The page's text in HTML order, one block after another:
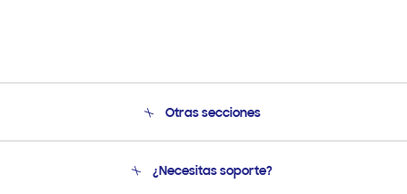
Otras secciones
Soporte
¿Necesitas soporte?